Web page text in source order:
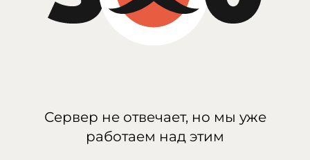
Сервер не отвечает, но мы уже
работаем над этим